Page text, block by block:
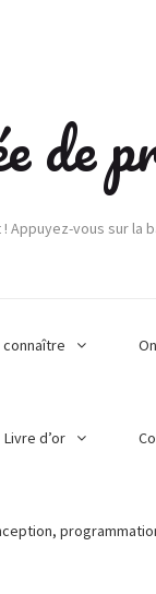
Appuyez-vous sur la
connaître
Livre d’or